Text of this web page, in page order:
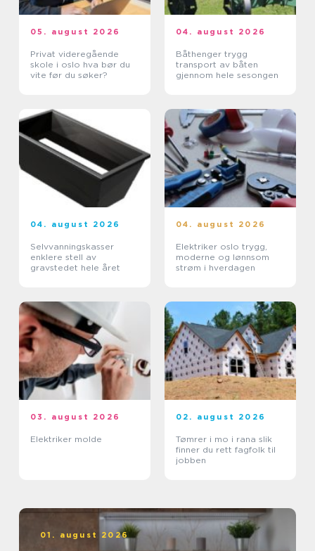
05. august 2026
Privat videregående
skole i oslo hva bør du
vite før du søker?
04. august 2026
Båthenger trygg
transport av båten
gjennom hele sesongen
04. august 2026
Selvvanningskasser
enklere stell av
gravstedet hele året
04. august 2026
Elektriker oslo trygg,
moderne og lønnsom
strøm i hverdagen
03. august 2026
Elektriker molde
02. august 2026
Tømrer i mo i rana slik
finner du rett fagfolk til
jobben
01. august 2026